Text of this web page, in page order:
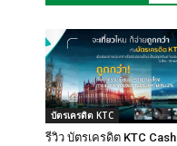
บัตรเครดิต KTC
รีวิว บัตรเครดิต KTC Cash